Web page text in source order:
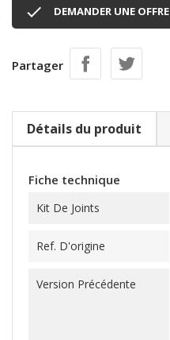
 DEMANDER UNE OFFRE
Partager
Détails du produit
Fiche technique
Kit De Joints
Ref. D'origine
Version Précédente